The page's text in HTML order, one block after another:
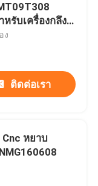
หรับเครื่องกลึง
ง
ติดต่อเรา
หยาบ